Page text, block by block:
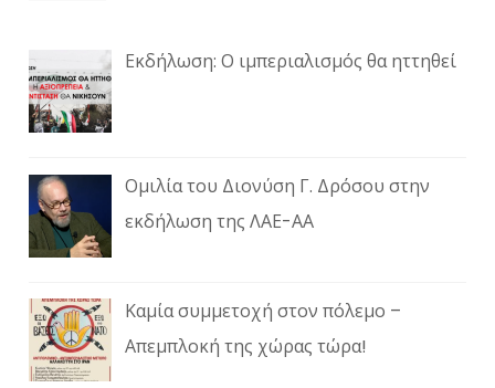
Εκδήλωση: Ο ιμπεριαλισμός θα ηττηθεί
Ομιλία του Διονύση Γ. Δρόσου στην
εκδήλωση της ΛΑΕ-ΑΑ
Καμία συμμετοχή στον πόλεμο –
Απεμπλοκή της χώρας τώρα!